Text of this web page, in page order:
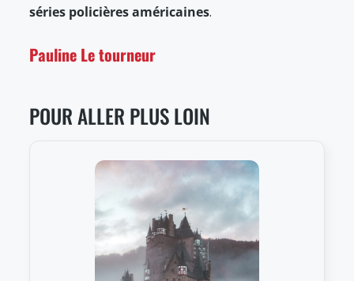
séries policières américaines.
Pauline Le tourneur
POUR ALLER PLUS LOIN